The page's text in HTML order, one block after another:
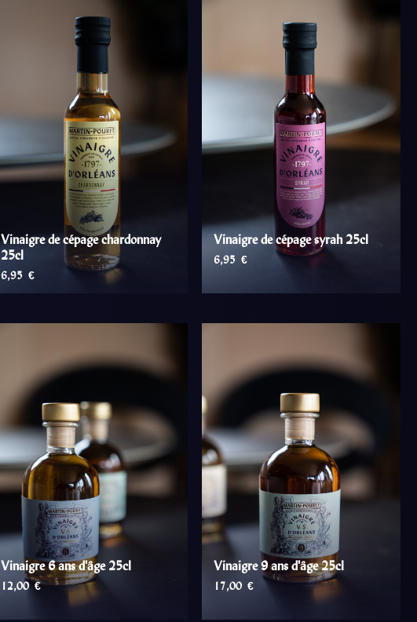
AJOUTER AU PANIER
Vinaigre de cépage chardonnay
25cl
6,95 €
AJOUTER AU PANIER
Vinaigre de cépage syrah 25cl
6,95 €
Vinaigre 6 ans d'âge 25cl
12,00 €
Vinaigre 9 ans d'âge 25cl
17,00 €